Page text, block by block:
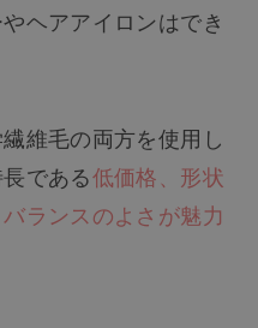
ヘアアイロンはでき
維毛の両方を使用し
である低価格、形状
ランスのよさが魅力